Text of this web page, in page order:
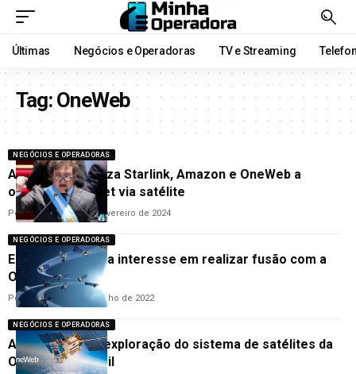
Últimas Negócios e Operadoras TV e Streaming
Tag:OneWeb
NEGÓCIOS E OPERADORAS
Argentina autoriza Starlink, Amazon e OneWeb a
oferecer internet via satélite
PorCleane Lima27 de fevereiro de 2024
NEGÓCIOS E OPERADORAS
Eutelsat confirma interesse em realizar fusão com a
OneWeb
Por Cleane Lima 26 de julho de 2022
NEGÓCIOS E OPERADORAS
Anatel autoriza exploração do sistema de satélites da
OneWeb no Brasil